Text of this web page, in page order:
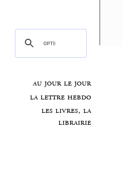
au jour le jour
la lettre hebdo
les livres, la
librairie